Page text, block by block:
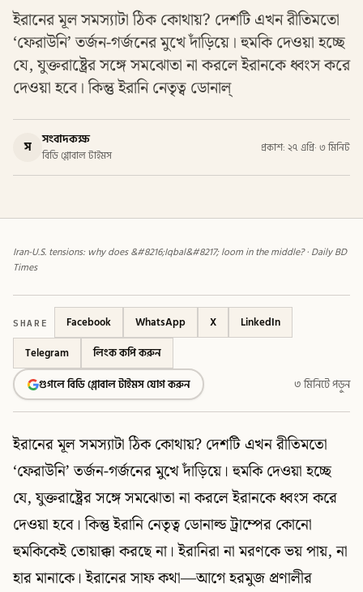
ইরানের মূল সমস্যাটা ঠিক কোথায়? দেশটি এখন রীতিমতো
‘ফেরাউনি’ তর্জন-গর্জনের মুখে দাঁড়িয়ে। হুমকি দেওয়া হচ্ছে
যে, যুক্তরাষ্ট্রের সঙ্গে সমঝোতা না করলে ইরানকে ধ্বংস করে
দেওয়া হবে। কিন্তু ইরানি নেতৃত্ব ডোনাল্
স সংবাদকক্ষ
বিডি গ্লোবাল টাইমস
প্রকাশ: ২৭ এপ্রি· ৩ মিনিট
Iran-U.S. tensions: why does &#8216;Iqbal&#8217; loom in the middle? · Daily BD
Times
SHARE Facebook WhatsApp X
LinkedIn
Telegram
লিংক কপি করুন
গুগলে বিডি গ্লোবাল টাইমস যোগ করুন
৩ মিনিটে পড়ুন
ইরানের মূল সমস্যাটা ঠিক কোথায়? দেশটি এখন রীতিমতো
‘ফেরাউনি’ তর্জন-গর্জনের মুখে দাঁড়িয়ে। হুমকি দেওয়া হচ্ছে
যে, যুক্তরাষ্ট্রের সঙ্গে সমঝোতা না করলে ইরানকে ধ্বংস করে
দেওয়া হবে। কিন্তু ইরানি নেতৃত্ব ডোনাল্ড ট্রাম্পের কোনো
হুমকিকেই তোয়াক্কা করছে না। ইরানিরা না মরণকে ভয় পায়, না
হার মানাকে। ইরানের সাফ কথা—আগে হরমুজ প্রণালীর